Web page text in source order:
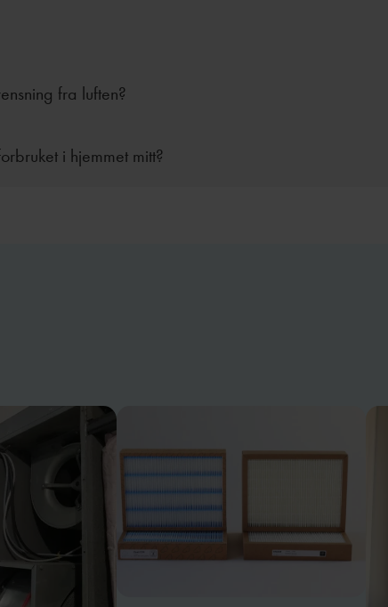
fra luften?
i hjemmet mitt?